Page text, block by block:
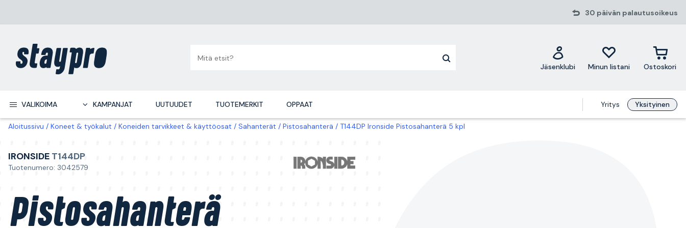
30 päivän palautusoikeus
Jäsenklubi Minun listani Ostoskori
VALIKOIMA KAMPANJAT UUTUUDET TUOTEMERKIT OPPAAT Yritys Yksityinen
Aloitussivu Koneet & työkalut Koneiden tarvikkeet & käyttöosat Sahanterät Pistosahanterä T144DP Ironside Pistosahanterä 5 kpl
IRONSIDE T144DP
Tuotenumero: 3042579
Pistosahanterä